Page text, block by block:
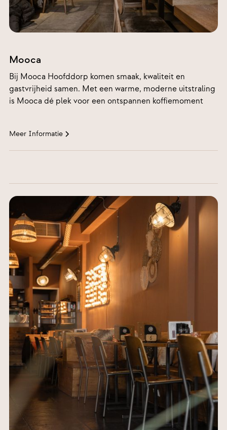
BE
Hoofddorp
Mooca
Bij Mooca Hoofddorp komen smaak, kwaliteit en
gastvrijheid samen. Met een warme, moderne uitstraling
is Mooca dé plek voor een ontspannen koffiemoment
Meer Informatie